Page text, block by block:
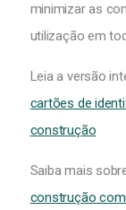
minimizar as
utilização em
Leia a versão
cartões de
construção
Saiba mais
construção